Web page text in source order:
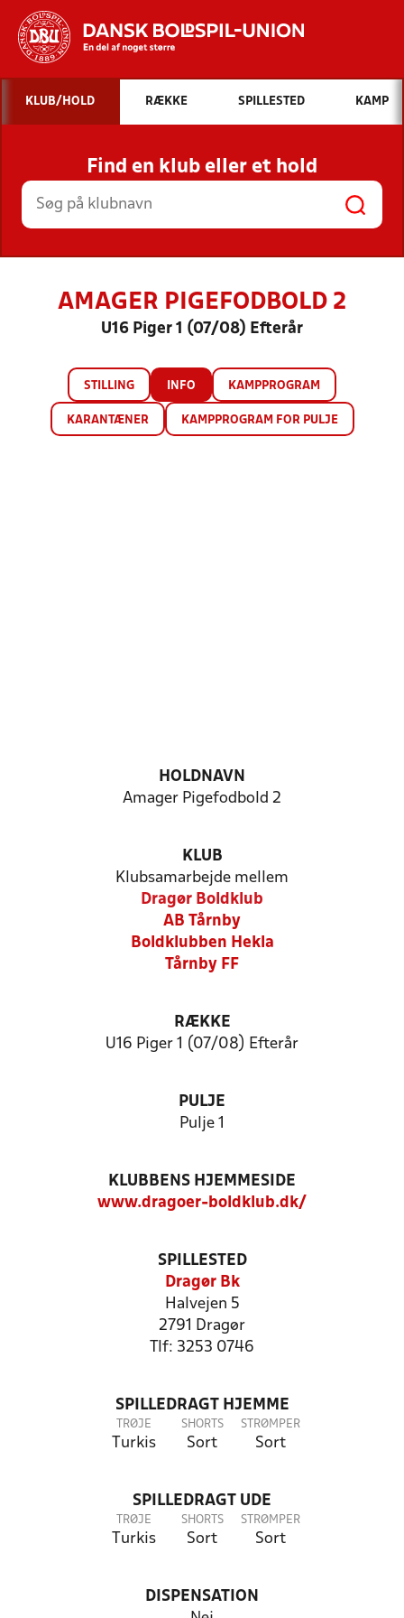
Hvad vil du søge efter?
INDHOLD OG NYHEDER
STILLINGER, RESULTATER, KLUBBER OG
HOLD
KLUB/HOLD RÆKKE SPILLESTED KAMP
Find en klub eller et hold
AMAGER PIGEFODBOLD 2
U16 Piger 1 (07/08) Efterår
STILLING INFO KAMPPROGRAM
KARANTÆNER KAMPPROGRAM FOR PULJE
HOLDNAVN
Amager Pigefodbold 2
KLUB
Klubsamarbejde mellem
Dragør Boldklub
AB Tårnby
Boldklubben Hekla
Tårnby FF
RÆKKE
U16 Piger 1 (07/08) Efterår
PULJE
Pulje 1
KLUBBENS HJEMMESIDE
www.dragoer-boldklub.dk/
SPILLESTED
Dragør Bk
Halvejen 5
2791 Dragør
Tlf: 3253 0746
SPILLEDRAGT HJEMME
TRØJE
Turkis
SHORTS
Sort
STRØMPER
Sort
SPILLEDRAGT UDE
TRØJE
Turkis
SHORTS
Sort
STRØMPER
Sort
DISPENSATION